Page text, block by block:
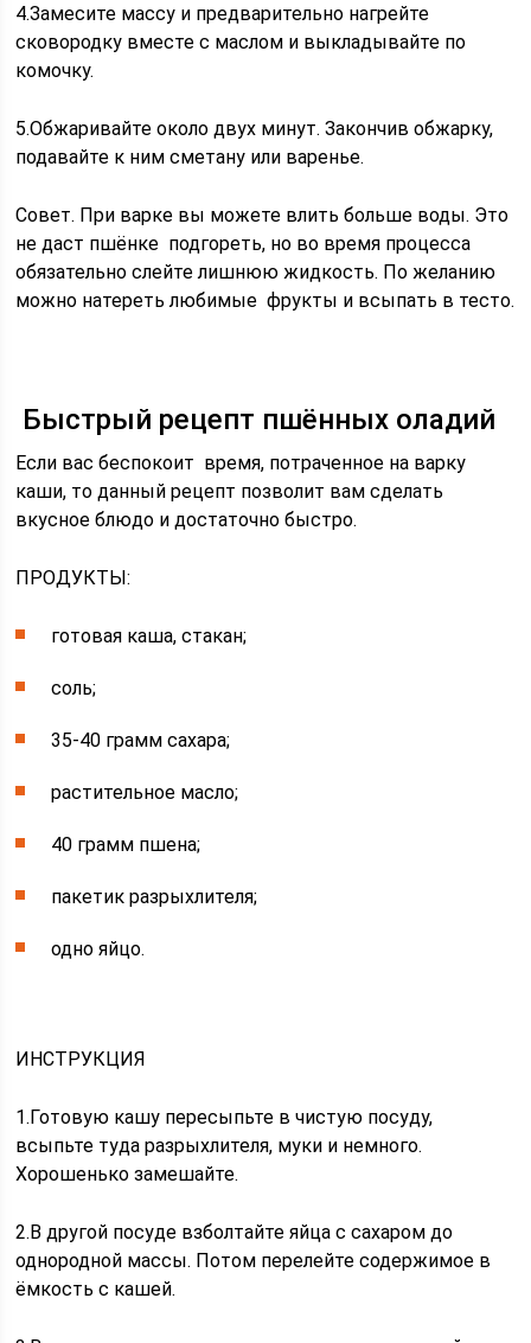
4.Замесите массу и предварительно нагрейте
сковородку вместе с маслом и выкладывайте по
комочку.
5.Обжаривайте около двух минут. Закончив обжарку,
подавайте к ним сметану или варенье.
Совет. При варке вы можете влить больше воды. Это
не даст пшёнке подгореть, но во время процесса
обязательно слейте лишнюю жидкость. По желанию
можно натереть любимые фрукты и всыпать в тесто.
Быстрый рецепт пшённых оладий
Если вас беспокоит время, потраченное на варку
каши, то данный рецепт позволит вам сделать
вкусное блюдо и достаточно быстро.
ПРОДУКТЫ:
готовая каша, стакан;
соль;
35-40 грамм сахара;
растительное масло;
40 грамм пшена;
пакетик разрыхлителя;
одно яйцо.
ИНСТРУКЦИЯ
1.Готовую кашу пересыпьте в чистую посуду,
всыпьте туда разрыхлителя, муки и немного.
Хорошенько замешайте.
2.В другой посуде взболтайте яйца с сахаром до
однородной массы. Потом перелейте содержимое в
ёмкость с кашей.